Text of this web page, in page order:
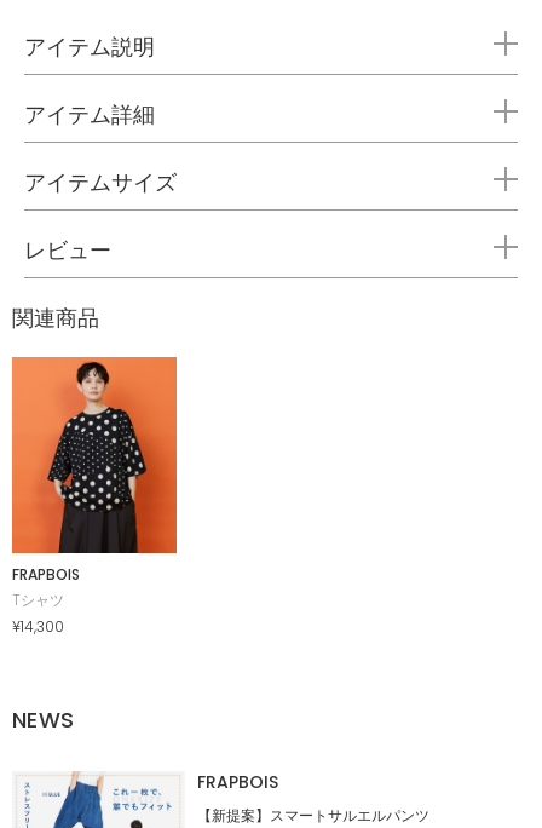
アイテム説明
アイテム詳細
アイテムサイズ
レビュー
関連商品
FRAPBOIS
Tシャツ
¥14,300
NEWS
FRAPBOIS
【新提案】スマートサルエルパンツ